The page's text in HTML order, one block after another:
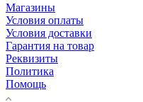
Магазины
Условия оплаты
Условия доставки
Гарантия на товар
Реквизиты
Политика
Помощь